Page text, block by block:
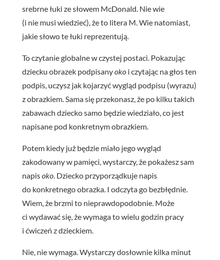
srebrne łuki ze słowem McDonald. Nie wie
(i nie musi wiedzieć), że to litera M. Wie natomiast,
jakie słowo te łuki reprezentują.
To czytanie globalne w czystej postaci. Pokazując
dziecku obrazek podpisanyokoi czytając na głos ten
podpis, uczysz jak kojarzyć wygląd podpisu (wyrazu)
z obrazkiem. Sama się przekonasz, że po kilku takich
zabawach dziecko samo będzie wiedziało, co jest
napisane pod konkretnym obrazkiem.
Potem kiedy już będzie miało jego wygląd
zakodowany w pamięci, wystarczy, że pokażesz sam
napisoko. Dziecko przyporządkuje napis
do konkretnego obrazka. I odczyta go bezbłędnie.
Wiem, że brzmi to nieprawdopodobnie. Może
ci wydawać się, że wymaga to wielu godzin pracy
i ćwiczeń z dzieckiem.
Nie, nie wymaga. Wystarczy dosłownie kilka minut